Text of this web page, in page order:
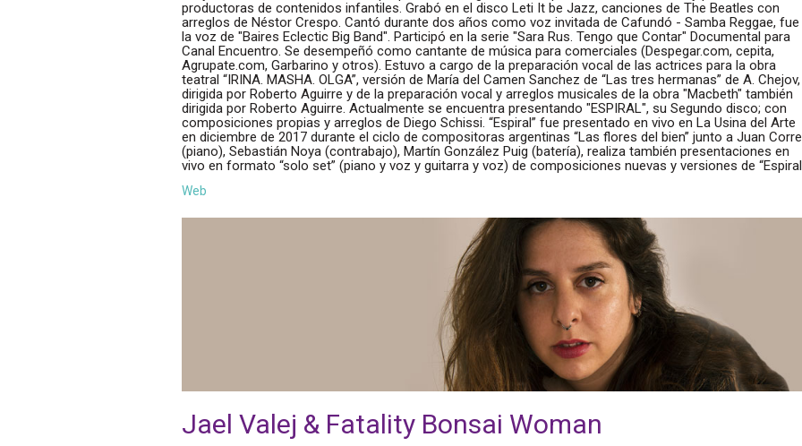
productoras de contenidos infantiles. Grabó en el disco Leti It be Jazz, canciones de The Beatles con
arreglos de Néstor Crespo. Cantó durante dos años como voz invitada de Cafundó - Samba Reggae, fue
la voz de "Baires Eclectic Big Band". Participó en la serie "Sara Rus. Tengo que Contar" Documental para
Canal Encuentro. Se desempeñó como cantante de música para comerciales (Despegar.com, cepita,
Agrupate.com, Garbarino y otros). Estuvo a cargo de la preparación vocal de las actrices para la obra
teatral “IRINA. MASHA. OLGA”, versión de María del Camen Sanchez de “Las tres hermanas” de A. Chejov,
dirigida por Roberto Aguirre y de la preparación vocal y arreglos musicales de la obra "Macbeth" también
dirigida por Roberto Aguirre. Actualmente se encuentra presentando "ESPIRAL", su Segundo disco; con
composiciones propias y arreglos de Diego Schissi. “Espiral” fue presentado en vivo en La Usina del Arte
en diciembre de 2017 durante el ciclo de compositoras argentinas “Las flores del bien” junto a Juan
(piano), Sebastián Noya (contrabajo), Martín González Puig (batería), realiza también presentaciones en
vivo en formato “solo set” (piano y voz y guitarra y voz) de composiciones nuevas y versiones de
Web
Jael Valej & Fatality Bonsai Woman